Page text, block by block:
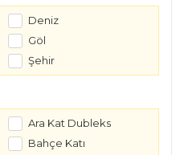
Deniz
Göl
Şehir
Ara Kat Dubleks
Bahçe Katı